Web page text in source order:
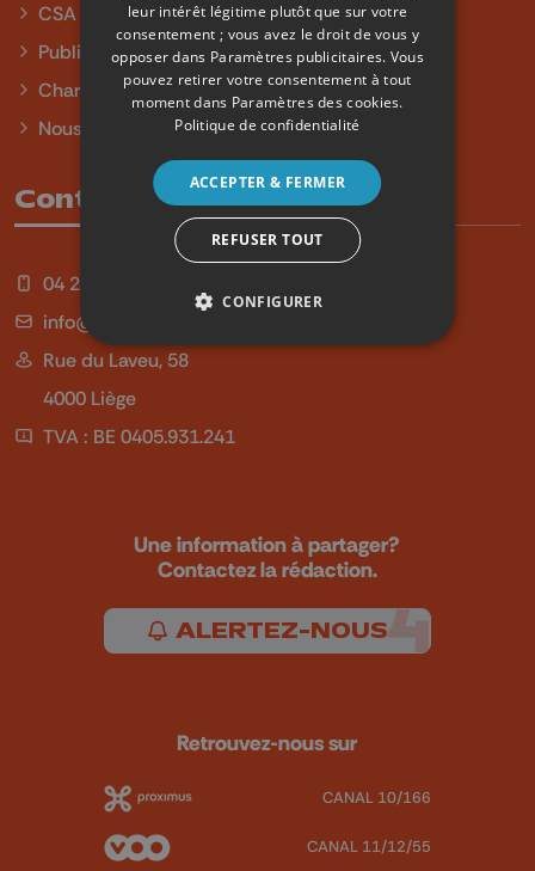
CSA
Publicité
Charte sur l'égalité et la diversité
Nous contacter
Contact
04 254 99 99
info@qu4tre.be
Rue du Laveu, 58
4000 Liège
TVA : BE 0405.931.241
Une information à partager?
Contactez la rédaction.
ALERTEZ-NOUS
Retrouvez-nous sur
CANAL 10/166
CANAL 11/12/55
leur intérêt légitime plutôt que sur votre
consentement ; vous avez le droit de vous y
opposer dans Paramètres publicitaires. Vous
pouvez retirer votre consentement à tout
moment dans Paramètres des cookies.
Politique de confidentialité
ACCEPTER & FERMER
REFUSER TOUT
CONFIGURER